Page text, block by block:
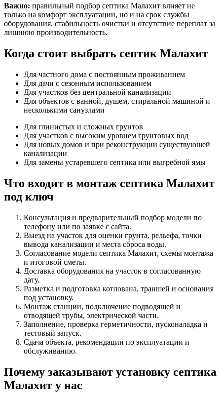
Важно: правильный подбор септика Малахит влияет не
только на комфорт эксплуатации, но и на срок службы
оборудования, стабильность очистки и отсутствие переплат за
лишнюю производительность.
Когда стоит выбрать септик Малахит
Для частного дома с постоянным проживанием
Для дачи с сезонным использованием
Для участков без центральной канализации
Для объектов с ванной, душем, стиральной машиной и
несколькими санузлами
Для глинистых и сложных грунтов
Для участков с высоким уровнем грунтовых вод
Для новых домов и при реконструкции существующей
канализации
Для замены устаревшего септика или выгребной ямы
Что входит в монтаж септика Малахит
под ключ
Консультация и предварительный подбор модели по
телефону или по заявке с сайта.
Выезд на участок для оценки грунта, рельефа, точки
вывода канализации и места сброса воды.
Согласование модели септика Малахит, схемы монтажа
и итоговой сметы.
Доставка оборудования на участок в согласованную
дату.
Разметка и подготовка котлована, траншей и основания
под установку.
Монтаж станции, подключение подводящей и
отводящей трубы, электрической части.
Заполнение, проверка герметичности, пусконаладка и
тестовый запуск.
Сдача объекта, рекомендации по эксплуатации и
обслуживанию.
Почему заказывают установку септика
Малахит у нас